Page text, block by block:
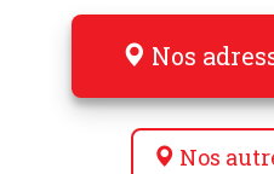
Nos
Nos